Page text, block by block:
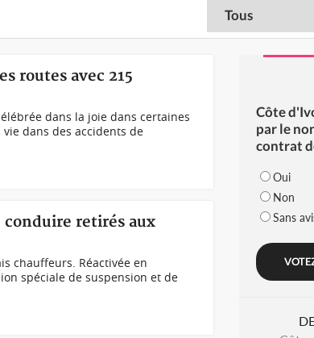
routes avec 215
dans la joie dans certaines
dans des accidents de
retirés aux
chauffeurs. Réactivée en
spéciale de suspension et de
Côte
par le
contrat
Oui
Non
Sans